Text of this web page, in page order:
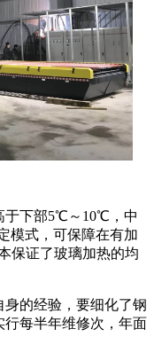
下部5℃～ 10℃，中
模式，可保障在有加
保证了玻璃加热的均
的经验，要细化了钢
每半年维修次，年面